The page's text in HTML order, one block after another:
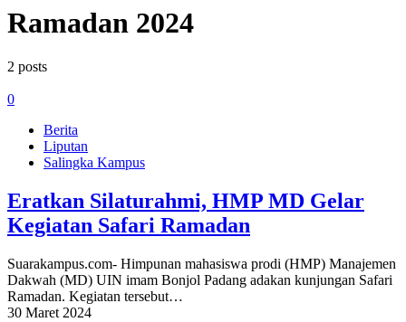
Ramadan 2024
2 posts
0
Berita
Liputan
Salingka Kampus
Eratkan Silaturahmi, HMP MD Gelar
Kegiatan Safari Ramadan
Suarakampus.com- Himpunan mahasiswa prodi (HMP) Manajemen
Dakwah (MD) UIN imam Bonjol Padang adakan kunjungan Safari
Ramadan. Kegiatan tersebut…
30 Maret 2024